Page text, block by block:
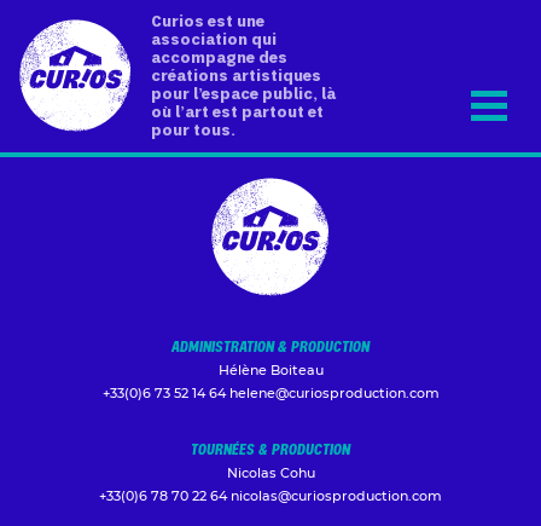
Curios est une
association qui
accompagne des
créations artistiques
pour l’espace public, là
où l’art est partout et
pour tous.
ADMINISTRATION & PRODUCTION
Hélène Boiteau
+33(0)6 73 52 14 64 helene@curiosproduction.com
TOURNÉES & PRODUCTION
Nicolas Cohu
+33(0)6 78 70 22 64 nicolas@curiosproduction.com